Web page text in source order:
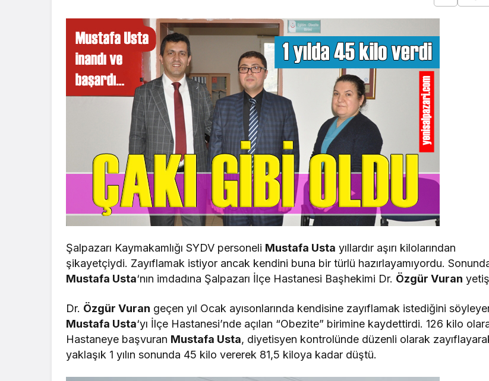
Şalpazarı Kaymakamlığı SYDV personeli Mustafa Usta yıllardır aşırı kilolarından
şikayetçiydi. Zayıflamak istiyor ancak kendini buna bir türlü hazırlayamıyordu.
Mustafa Usta‘nın imdadına Şalpazarı İlçe Hastanesi Başhekimi Dr. Özgür Vuran
Dr. Özgür Vuran geçen yıl Ocak ayısonlarında kendisine zayıflamak istediğini
Mustafa Usta‘yı İlçe Hastanesi’nde açılan “Obezite” birimine kaydettirdi. 126 kilo
Hastaneye başvuran Mustafa Usta, diyetisyen kontrolünde düzenli olarak
yaklaşık 1 yılın sonunda 45 kilo vererek 81,5 kiloya kadar düştü.